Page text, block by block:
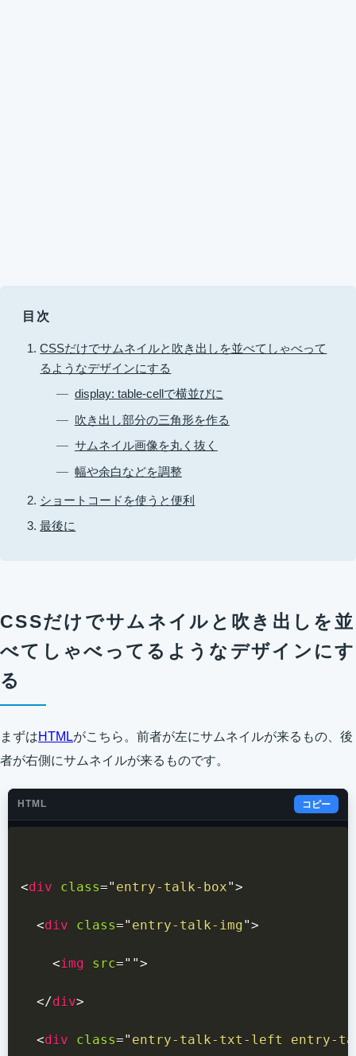
目次
CSSだけでサムネイルと吹き出しを並べてしゃべって
るようなデザインにする
display: table-cellで横並びに
吹き出し部分の三角形を作る
サムネイル画像を丸く抜く
幅や余白などを調整
ショートコードを使うと便利
最後に
CSSだけでサムネイルと吹き出しを並
べてしゃべってるようなデザインにす
る
まずはHTMLがこちら。前者が左にサムネイルが来るもの、後
者が右側にサムネイルが来るものです。
HTML コピー
<div class=" entry-talk-box">
<div class=" entry-talk-img">
<img src=" ">
</div>
<div class=" entry-talk-txt-left entry-